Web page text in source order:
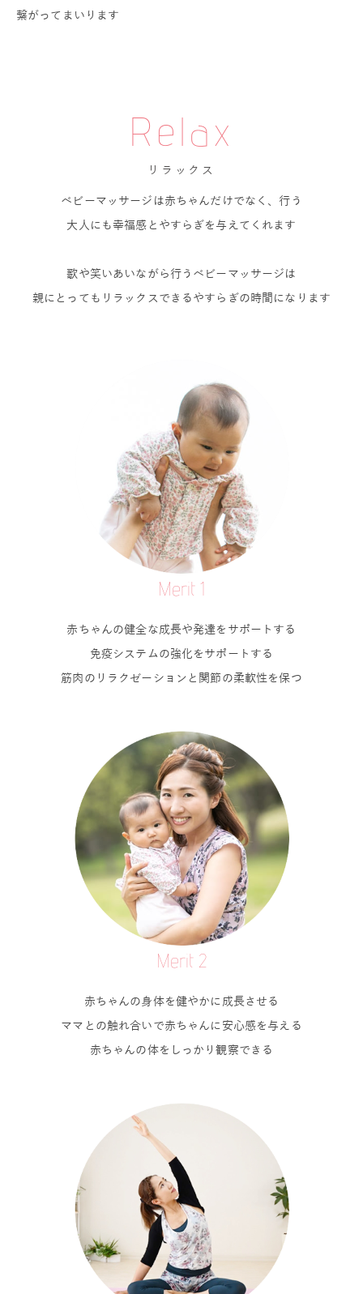
繋がってまいります
Relax
リラックス
ベビーマッサージは赤ちゃんだけでなく、行う
大人にも幸福感とやすらぎを与えてくれます
歌や笑いあいながら行うベビーマッサージは
親にとってもリラックスできるやすらぎの時間になります
Merit 1
赤ちゃんの健全な成長や発達をサポートする
免疫システムの強化をサポートする
筋肉のリラクゼーションと関節の柔軟性を保つ
Merit 2
赤ちゃんの身体を健やかに成長させる
ママとの触れ合いで赤ちゃんに安心感を与える
赤ちゃんの体をしっかり観察できる